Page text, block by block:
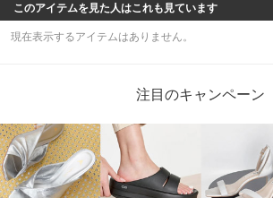
このアイテムを見た人はこれも見ています
現在表示するアイテムはありません。
注目のキャンペーン